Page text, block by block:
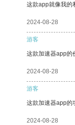
这款app就像我的
2024-08-28
游客
这款加速器app的
2024-08-28
游客
这款加速器app的
2024-08-28